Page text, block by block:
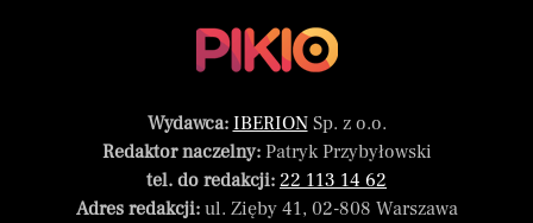
Wydawca: IBERIONSp. z o.o.
Redaktor naczelny:Patryk Przybyłowski
tel. do redakcji: 22 113 14 62
Adres redakcji:ul. Zięby 41, 02-808 Warszawa